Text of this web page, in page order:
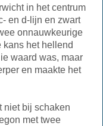
in het centrum
en d-lijn en zwart
onnauwkeurige
kans het hellend
waard was, maar
en maakte het
niet bij schaken
met twee